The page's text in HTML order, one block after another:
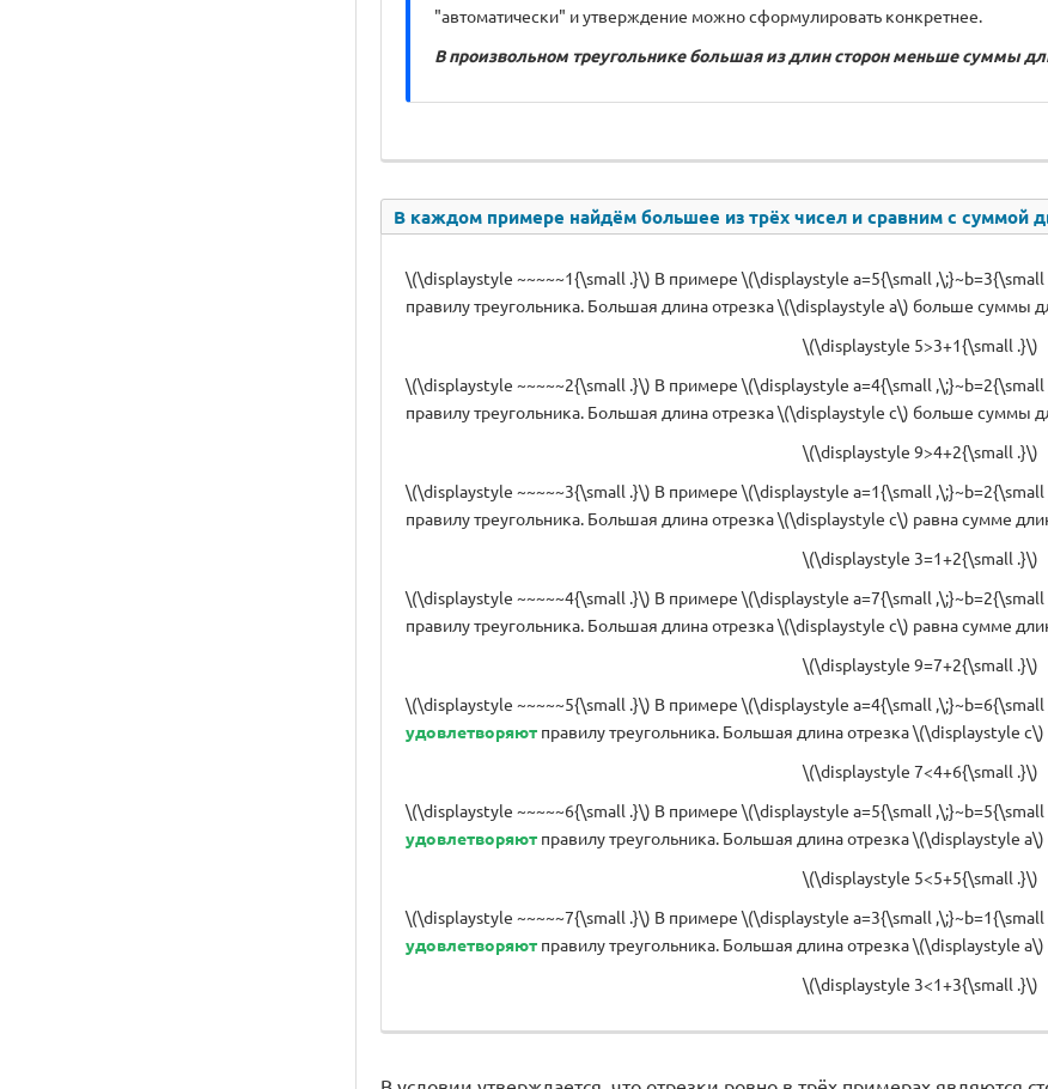
"автоматически" и утверждение можно сформулировать конкретнее.
В произвольном треугольнике большая из длин сторон меньше суммы
В каждом примере найдём большее из трёх чисел и сравним с суммой
\(\displaystyle ~~~~~1{\small .}\) В примере \(\displaystyle a=5{\small
правилу треугольника. Большая длина отрезка \(\displaystyle a\) больше суммы
\(\displaystyle 5>3+1{\small .}\)
\(\displaystyle ~~~~~2{\small .}\) В примере \(\displaystyle a=4{\small
правилу треугольника. Большая длина отрезка \(\displaystyle c\) больше суммы
\(\displaystyle 9>4+2{\small .}\)
\(\displaystyle ~~~~~3{\small .}\) В примере \(\displaystyle a=1{\small
правилу треугольника. Большая длина отрезка \(\displaystyle c\) равна сумме
\(\displaystyle 3=1+2{\small .}\)
\(\displaystyle ~~~~~4{\small .}\) В примере \(\displaystyle a=7{\small
правилу треугольника. Большая длина отрезка \(\displaystyle c\) равна сумме
\(\displaystyle 9=7+2{\small .}\)
\(\displaystyle ~~~~~5{\small .}\) В примере \(\displaystyle a=4{\small
удовлетворяют правилу треугольника. Большая длина отрезка \(\displaystyle
\(\displaystyle 7<4+6{\small .}\)
\(\displaystyle ~~~~~6{\small .}\) В примере \(\displaystyle a=5{\small
удовлетворяют правилу треугольника. Большая длина отрезка \(\displaystyle
\(\displaystyle 5<5+5{\small .}\)
\(\displaystyle ~~~~~7{\small .}\) В примере \(\displaystyle a=3{\small
удовлетворяют правилу треугольника. Большая длина отрезка \(\displaystyle
\(\displaystyle 3<1+3{\small .}\)